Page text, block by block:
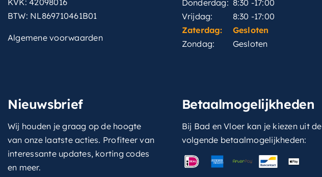
BTW: NL869710461B01
Algemene voorwaarden
Donderdag: 8:30 -17:00
Vrijdag:
8:30 -17:00
Zaterdag:
Gesloten
Zondag:
Gesloten
Nieuwsbrief
Wij houden je graag op de hoogte
van onze laatste acties. Profiteer van
interessante updates, korting codes
en meer.
Betaalmogelijkheden
Bij Bad en Vloer kan je kiezen uit de
volgende betaalmogelijkheden: